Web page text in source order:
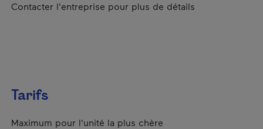
Contacter l'entreprise pour plus de détails
Tarifs
Maximum pour l'unité la plus chère